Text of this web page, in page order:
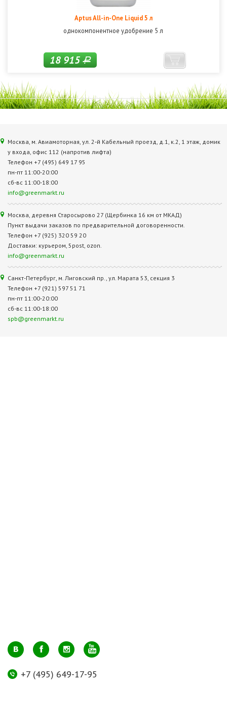
Aptus All-in-One Liquid 5 л
однокомпонентное удобрение 5 л
18 915Р
Москва, м. Авиамоторная, ул. 2‑й Кабельный проезд, д.1, к.2, 1 этаж, домик
у входа, офис 112 (напротив лифта)
Телефон +7 (495) 649 17 95
пн-пт 11:00-20:00
сб-вс 11:00-18:00
info@greenmarkt.ru
Москва, деревня Старосырово 27 (Щербинка 16 км от МКАД)
Пункт выдачи заказов по предварительной договоренности.
Телефон +7 (925) 320 59 20
Доставки: курьером, 5post, ozon.
info@greenmarkt.ru
Санкт-Петербург, м. Лиговский пр., ул. Марата 53, секция 3
Телефон +7 (921) 597 51 71
пн-пт 11:00-20:00
сб-вс 11:00-18:00
spb@greenmarkt.ru
+7 (495) 649-17-95